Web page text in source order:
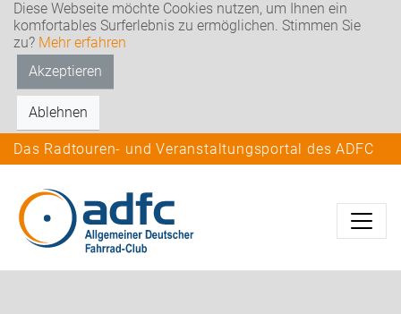
Diese Webseite möchte Cookies nutzen, um Ihnen ein
komfortables Surferlebnis zu ermöglichen. Stimmen Sie
zu? Mehr erfahren
Akzeptieren
Ablehnen
Das Radtouren- und Veranstaltungsportal des ADFC